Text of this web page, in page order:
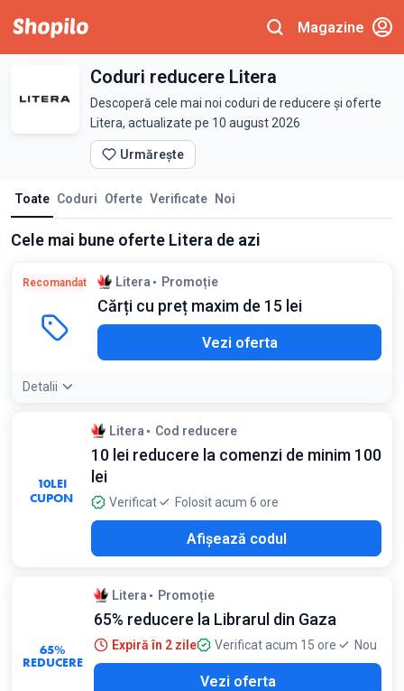
Magazine
Coduri reducere Litera
Descoperă cele mai noi coduri de reducere și oferte
Litera, actualizate pe 10 august 2026
Urmărește
Toate Coduri Oferte Verificate Noi
Cele mai bune oferte Litera de azi
Recomandat Litera Promoție
Cărți cu preț maxim de 15 lei
Vezi oferta
Detalii
Detaliile ofertei:Poti gasi bestselleruri de Claire Douglas
sau Agatha Christie la doar 11-13 lei in aceasta sectiune
10LEI
CUPON
Litera Cod reducere
10 lei reducere la comenzi de minim 100
lei
Verificat Folosit acum 6 ore
Afișează codul
65%
REDUCERE
Litera Promoție
65% reducere la Librarul din Gaza
Expiră în 2 zile Verificat acum 15 ore Nou
Vezi oferta